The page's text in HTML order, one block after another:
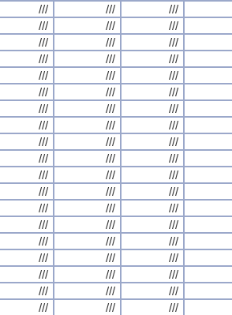
/// /// ///
/// /// ///
/// /// ///
/// /// ///
/// /// ///
/// /// ///
/// /// ///
/// /// ///
/// /// ///
/// /// ///
/// /// ///
/// /// ///
/// /// ///
/// /// ///
/// /// ///
/// /// ///
/// /// ///
/// /// ///
/// /// ///